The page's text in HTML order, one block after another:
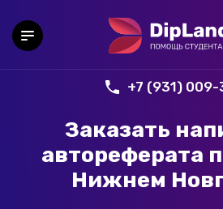
+7 (931) 009-
Заказать
автореферата
Нижнем